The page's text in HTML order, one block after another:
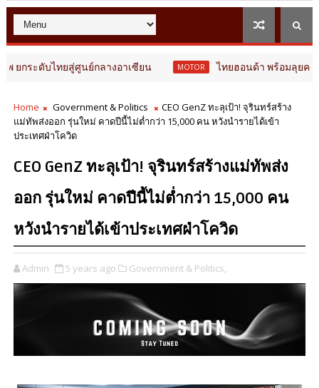
ะดับไทยสู่ศูนย์กลางอาเซียน MOTOR ไทยฮอนด้า พร้อมลุยครึ่งปีหลัง ชู
Home Government & Politics
CEO GenZ ทะลุเป้า! จุรินทร์สร้าง
แม่ทัพส่งออก รุ่นใหม่ คาดปีนี้ไม่ต่ำกว่า 15,000 คน หวังนำรายได้เข้า
ประเทศฝ่าโควิด
CEO GenZ ทะลุเป้า! จุรินทร์สร้างแม่ทัพส่ง
ออก รุ่นใหม่ คาดปีนี้ไม่ต่ำกว่า 15,000 คน
หวังนำรายได้เข้าประเทศฝ่าโควิด
Admin 5 years ago Government & Politics,